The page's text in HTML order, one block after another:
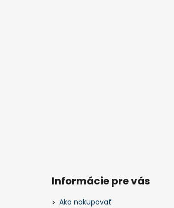
Informácie pre vás
Ako nakupovať